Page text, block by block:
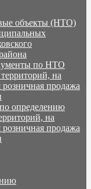
объекты (НТО)
по НТО
на
розничная продажа
определению
на
розничная продажа